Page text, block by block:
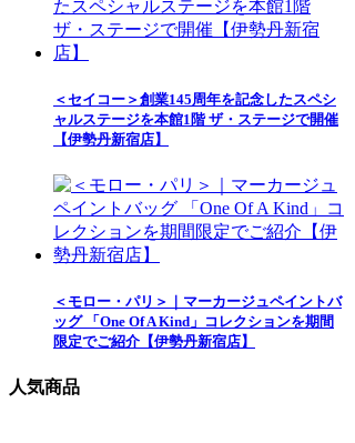
＜セイコー＞創業145周年を記念したスペシ
ャルステージを本館1階 ザ・ステージで開催
【伊勢丹新宿店】
＜モロー・パリ＞｜マーカージュペイントバ
ッグ 「One Of A Kind」コレクションを期間
限定でご紹介【伊勢丹新宿店】
人気商品